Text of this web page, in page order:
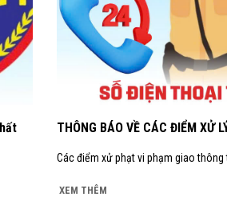
THÔNG BÁO VỀ CÁC ĐIỂM XỬ
Các điểm xử phạt vi phạm giao
XEM THÊM